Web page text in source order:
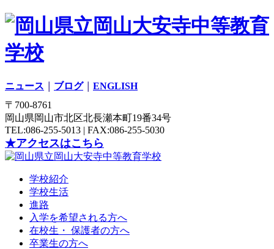
ニュース ブログ｜ ENGLISH
〒700-8761
岡山県岡山市北区北長瀬本町19番34号
TEL:086-255-5013 | FAX:086-255-5030
★アクセスはこちら
学校紹介
学校生活
進路
入学を希望される方へ
在校生・ 保護者の方へ
卒業生の方へ